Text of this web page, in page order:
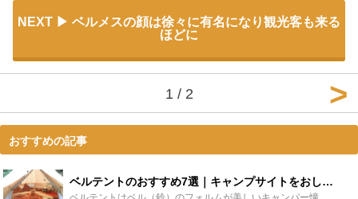
NEXT
ベルメスの顔は徐々に有名になり観光客も来る
ほどに
1 / 2
おすすめの記事
ベルテントのおすすめ7選｜キャンプサイトをおしゃれにキメよう！ - Leisurego(レジャーゴー)